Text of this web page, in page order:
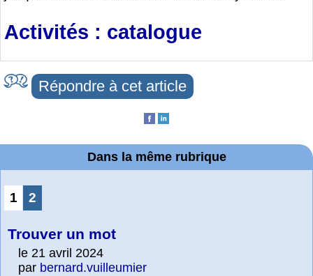
Activités : catalogue
Répondre à cet article
Dans la même rubrique
1 2
Trouver un mot
le 21 avril 2024
par bernard.vuilleumier